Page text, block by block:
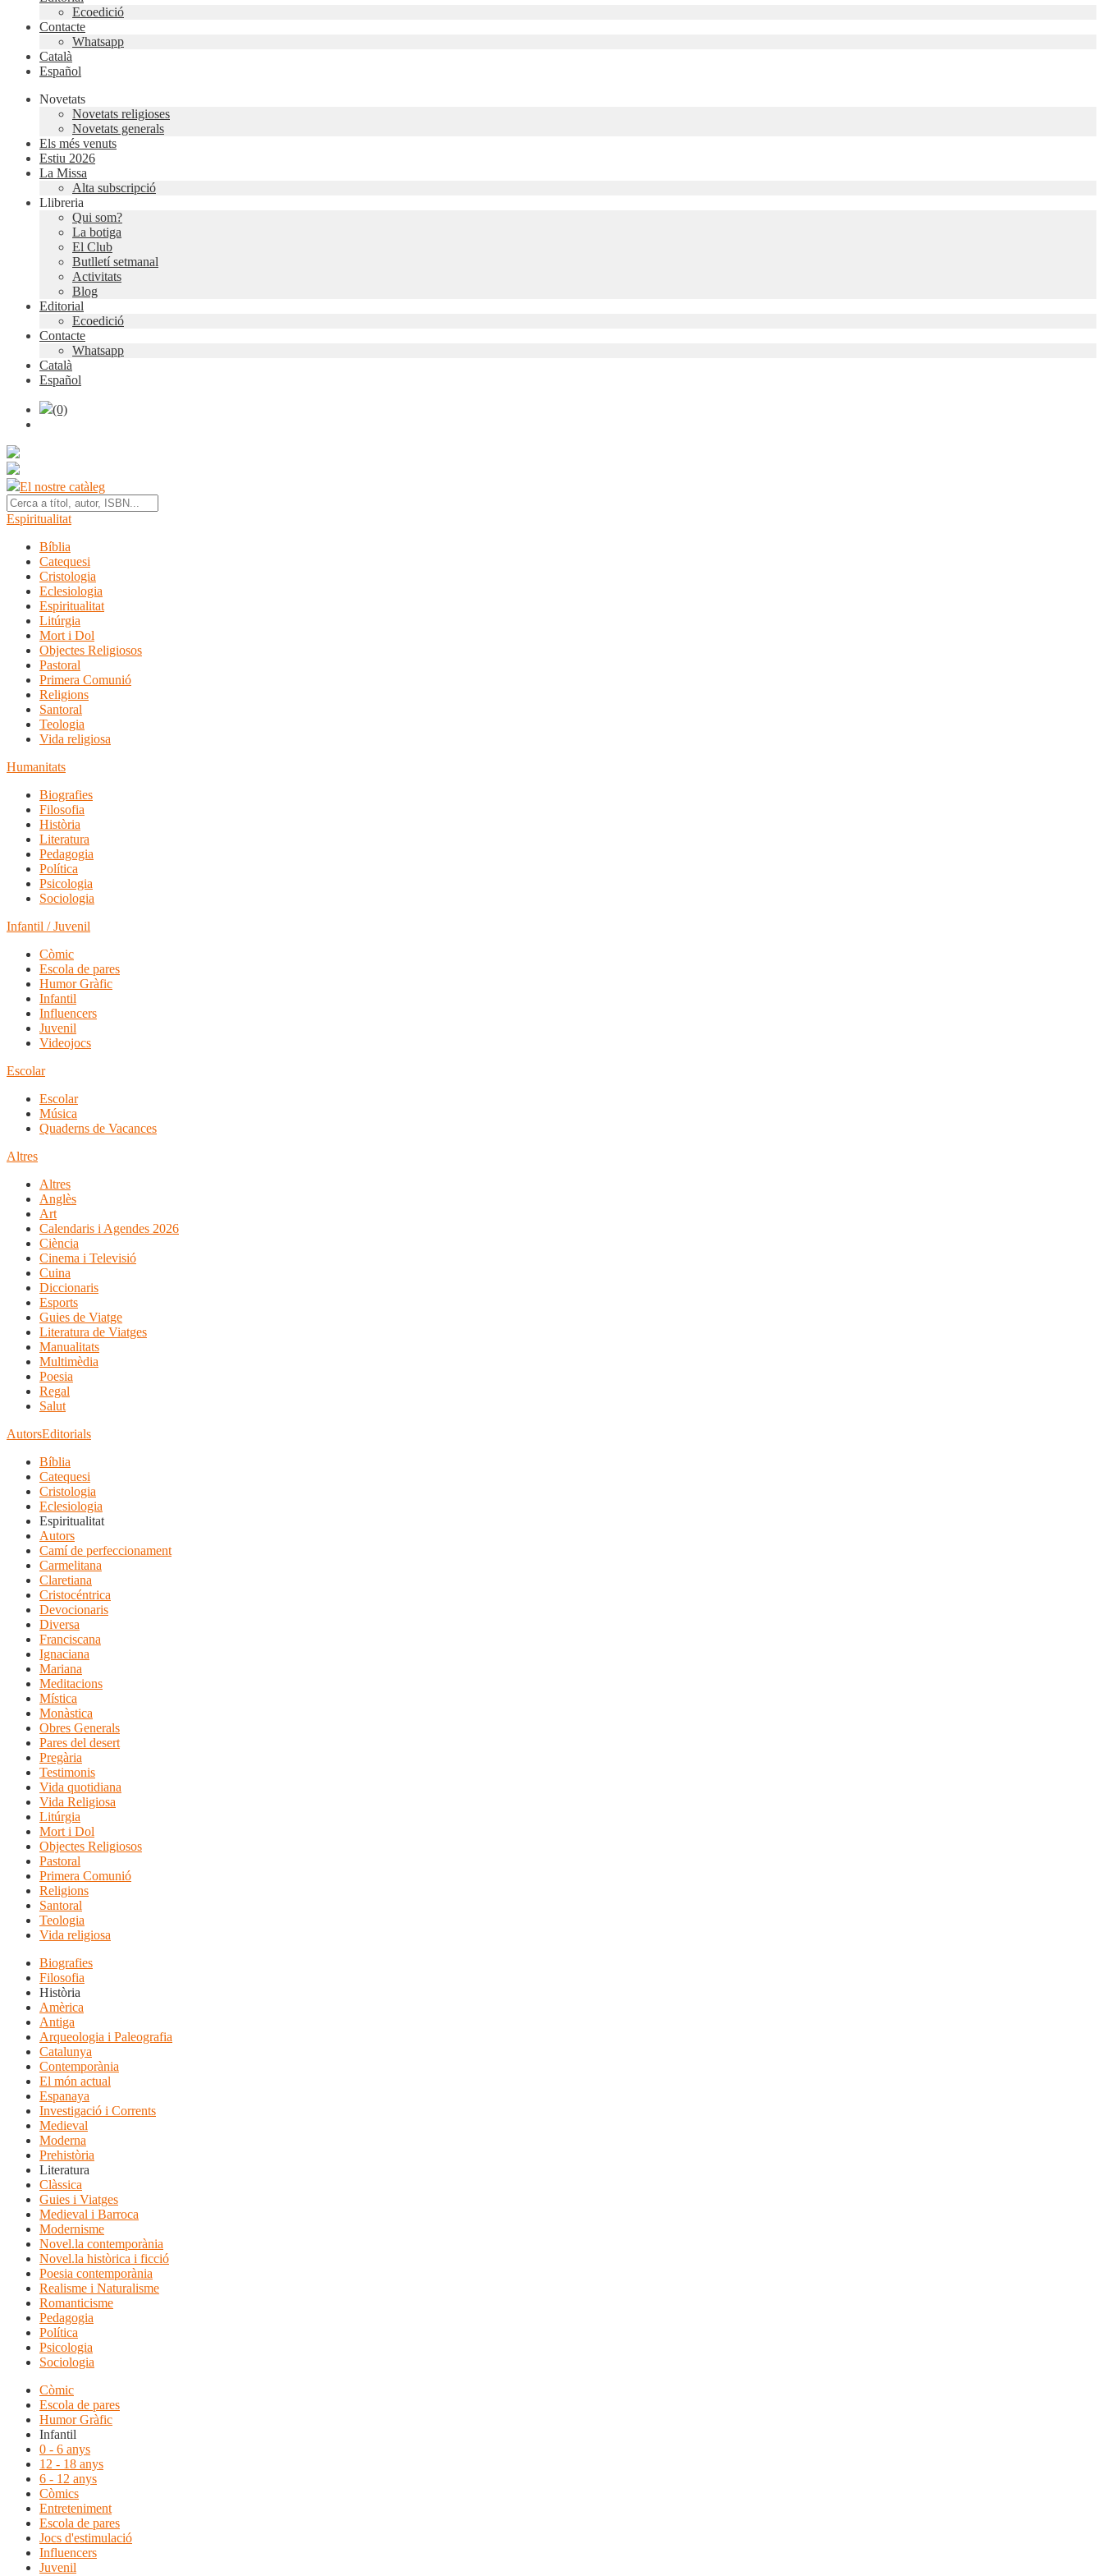
Ecoedició
Contacte
Whatsapp
Català
Español
Novetats
Novetats religioses
Novetats generals
Els més venuts
Estiu 2026
La Missa
Alta subscripció
Llibreria
Qui som?
La botiga
El Club
Butlletí setmanal
Activitats
Blog
Editorial
Ecoedició
Contacte
Whatsapp
Català
Español
(0)
El nostre catàleg
Espiritualitat
Bíblia
Catequesi
Cristologia
Eclesiologia
Espiritualitat
Litúrgia
Mort i Dol
Objectes Religiosos
Pastoral
Primera Comunió
Religions
Santoral
Teologia
Vida religiosa
Humanitats
Biografies
Filosofia
Història
Literatura
Pedagogia
Política
Psicologia
Sociologia
Infantil / Juvenil
Còmic
Escola de pares
Humor Gràfic
Infantil
Influencers
Juvenil
Videojocs
Escolar
Escolar
Música
Quaderns de Vacances
Altres
Altres
Anglès
Art
Calendaris i Agendes 2026
Ciència
Cinema i Televisió
Cuina
Diccionaris
Esports
Guies de Viatge
Literatura de Viatges
Manualitats
Multimèdia
Poesia
Regal
Salut
AutorsEditorials
Bíblia
Catequesi
Cristologia
Eclesiologia
Espiritualitat
Autors
Camí de perfeccionament
Carmelitana
Claretiana
Cristocéntrica
Devocionaris
Diversa
Franciscana
Ignaciana
Mariana
Meditacions
Mística
Monàstica
Obres Generals
Pares del desert
Pregària
Testimonis
Vida quotidiana
Vida Religiosa
Litúrgia
Mort i Dol
Objectes Religiosos
Pastoral
Primera Comunió
Religions
Santoral
Teologia
Vida religiosa
Biografies
Filosofia
Història
Amèrica
Antiga
Arqueologia i Paleografia
Catalunya
Contemporània
El món actual
Espanaya
Investigació i Corrents
Medieval
Moderna
Prehistòria
Literatura
Clàssica
Guies i Viatges
Medieval i Barroca
Modernisme
Novel.la contemporània
Novel.la històrica i ficció
Poesia contemporània
Realisme i Naturalisme
Romanticisme
Pedagogia
Política
Psicologia
Sociologia
Còmic
Escola de pares
Humor Gràfic
Infantil
0 - 6 anys
12 - 18 anys
6 - 12 anys
Còmics
Entreteniment
Escola de pares
Jocs d'estimulació
Influencers
Juvenil